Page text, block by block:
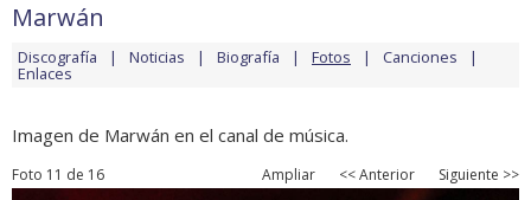
Marwán
Discografía Noticias Biografía Fotos Canciones
Enlaces
Imagen de Marwán en el canal de música.
Foto 11 de 16 Ampliar << Anterior Siguiente >>